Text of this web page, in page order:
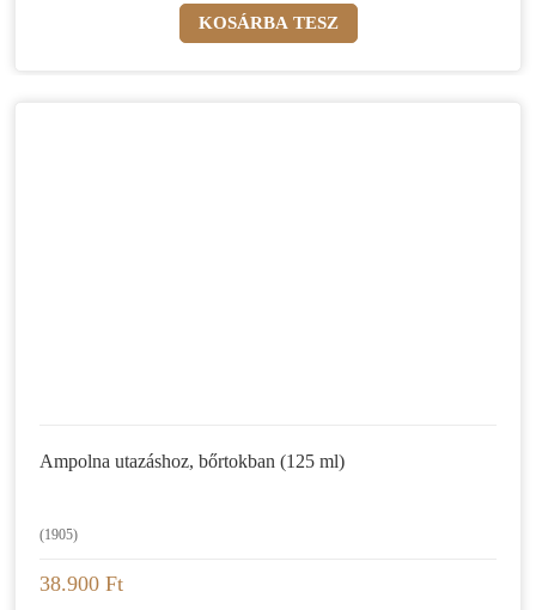
Ampolna utazáshoz, bőrtokban (125 ml)
(1905)
38.900 Ft